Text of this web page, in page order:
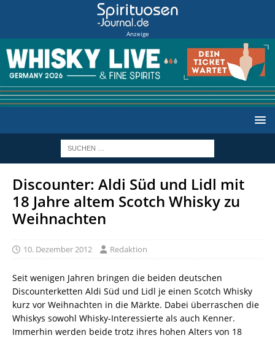
Anzeige
Discounter: Aldi Süd und Lidl mit
18 Jahre altem Scotch Whisky zu
Weihnachten
10. Dezember 2012 Redaktion
Seit wenigen Jahren bringen die beiden deutschen
Discounterketten Aldi Süd und Lidl je einen Scotch Whisky
kurz vor Weihnachten in die Märkte. Dabei überraschen die
Whiskys sowohl Whisky-Interessierte als auch Kenner.
Immerhin werden beide trotz ihres hohen Alters von 18